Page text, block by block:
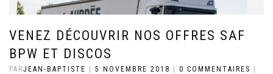
VENEZ DÉCOUVRIR NOS OFFRES SAF
BPW ET DISCOS
PARJEAN-BAPTISTE 5 NOVEMBRE 2018 0 COMMENTAIRES